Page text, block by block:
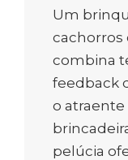
Um
cachorros
combina
feedback
o
pelúcia